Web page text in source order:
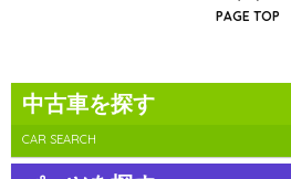
PAGE TOP
中古車を探す
CAR SEARCH